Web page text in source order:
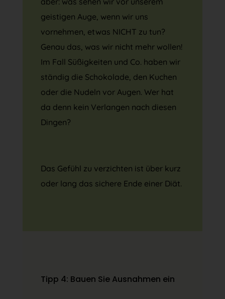
geistigen Auge, wenn wir uns
vornehmen, etwas NICHT zu tun?
Genau das, was wir nicht mehr wollen!
Im Fall Süßigkeiten und Co. haben wir
ständig die Schokolade, den Kuchen
oder die Nudeln vor Augen. Wer hat
da denn kein Verlangen nach diesen
Dingen?
Das Gefühl zu verzichten ist über kurz
oder lang das sichere Ende einer Diät.
Tipp 4: Bauen Sie Ausnahmen ein